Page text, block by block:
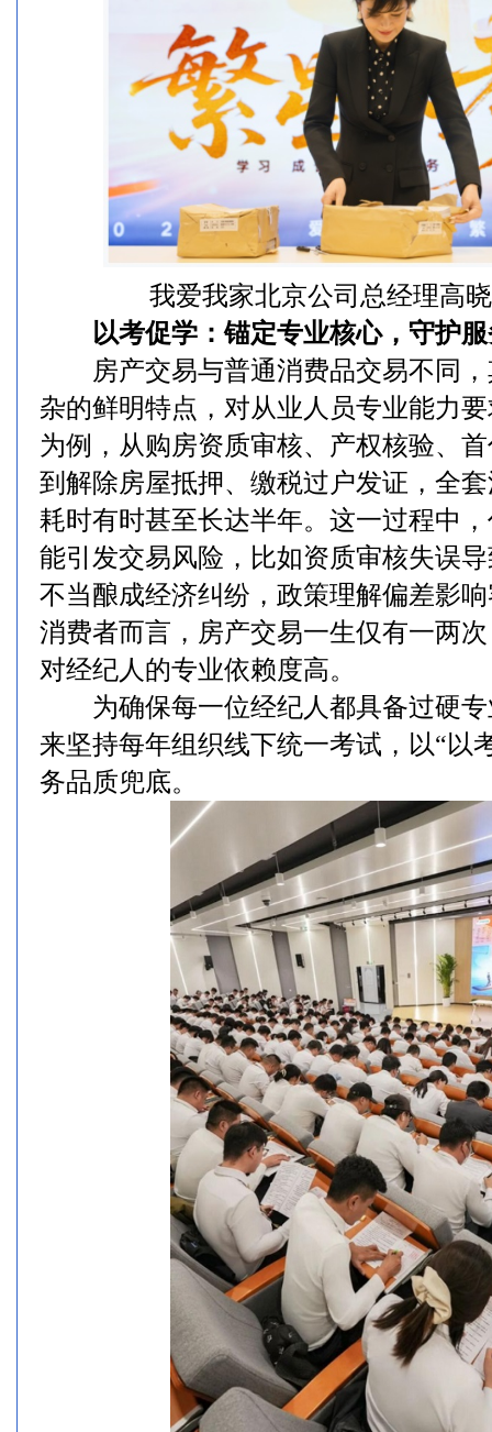
我爱我家北京公司总经理高
以考促学：锚定专业核心，守护服
房产交易与普通消费品交易不同，
杂的鲜明特点，对从业人员专业能力
为例，从购房资质审核、产权核验、
到解除房屋抵押、缴税过户发证，全
耗时有时甚至长达半年。这一过程中
能引发交易风险，比如资质审核失误
不当酿成经济纠纷，政策理解偏差影
消费者而言，房产交易一生仅有一两
对经纪人的专业依赖度高。
为确保每一位经纪人都具备过硬专
来坚持每年组织线下统一考试，以“以
务品质兜底。